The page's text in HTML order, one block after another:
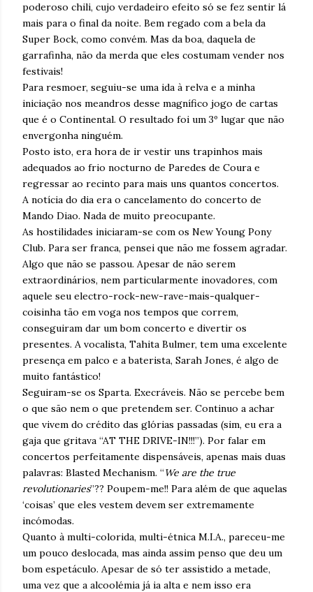
poderoso chili, cujo verdadeiro efeito só se fez sentir lá
mais para o final da noite. Bem regado com a bela da
Super Bock, como convém. Mas da boa, daquela de
garrafinha, não da merda que eles costumam vender nos
festivais!
Para resmoer, seguiu-se uma ida à relva e a minha
iniciação nos meandros desse magnífico jogo de cartas
que é o Continental. O resultado foi um 3º lugar que não
envergonha ninguém.
Posto isto, era hora de ir vestir uns trapinhos mais
adequados ao frio nocturno de Paredes de Coura e
regressar ao recinto para mais uns quantos concertos.
A notícia do dia era o cancelamento do concerto de
Mando Diao. Nada de muito preocupante.
As hostilidades iniciaram-se com os New Young Pony
Club. Para ser franca, pensei que não me fossem agradar.
Algo que não se passou. Apesar de não serem
extraordinários, nem particularmente inovadores, com
aquele seu electro-rock-new-rave-mais-qualquer-
coisinha tão em voga nos tempos que correm,
conseguiram dar um bom concerto e divertir os
presentes. A vocalista, Tahita Bulmer, tem uma excelente
presença em palco e a baterista, Sarah Jones, é algo de
muito fantástico!
Seguiram-se os Sparta. Execráveis. Não se percebe bem
o que são nem o que pretendem ser. Continuo a achar
que vivem do crédito das glórias passadas (sim, eu era a
gaja que gritava “AT THE DRIVE-IN!!!”). Por falar em
concertos perfeitamente dispensáveis, apenas mais duas
palavras: Blasted Mechanism. “We are the true
revolutionaries”?? Poupem-me!! Para além de que aquelas
‘coisas’ que eles vestem devem ser extremamente
incómodas.
Quanto à multi-colorida, multi-étnica M.I.A., pareceu-me
um pouco deslocada, mas ainda assim penso que deu um
bom espetáculo. Apesar de só ter assistido a metade,
uma vez que a alcoolémia já ia alta e nem isso era